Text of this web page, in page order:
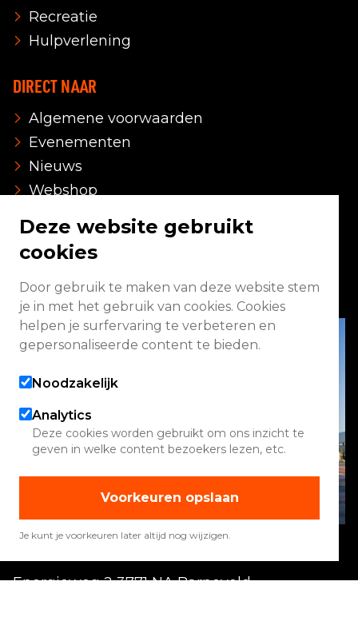
Recreatie
Hulpverlening
DIRECT NAAR
Algemene voorwaarden
Evenementen
Nieuws
Webshop
Vacatures
Contact
Faq
Energieweg 2 3771 NA Barneveld
Deze website gebruikt
cookies
Door gebruik te maken van deze website stem
je in met het gebruik van cookies. Cookies
helpen je surfervaring te verbeteren en
gepersonaliseerde content te bieden.
Noodzakelijk
Analytics
Deze cookies worden gebruikt om ons inzicht te
geven in welke content bezoekers lezen, etc.
Voorkeuren opslaan
Je kunt je voorkeuren later altijd nog wijzigen.